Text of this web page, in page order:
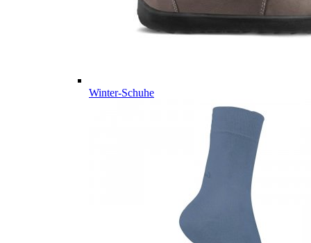
Winter-Schuhe